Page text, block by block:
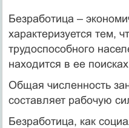
Безработица –
характеризуется тем,
трудоспособного
находится в ее
Общая численность
составляет рабочую
Безработица, как